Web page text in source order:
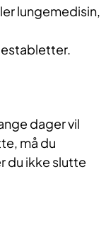
lungemedisin,
dager vil
må du
du ikke slutte